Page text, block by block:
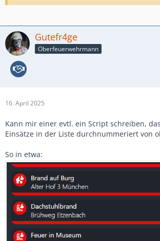
Gutefr4ge
Oberfeuerwehrmann
16. April 2025
Kann mir einer evtl. ein Script schreiben,
Einsätze in der Liste durchnummeriert von
So in etwa: